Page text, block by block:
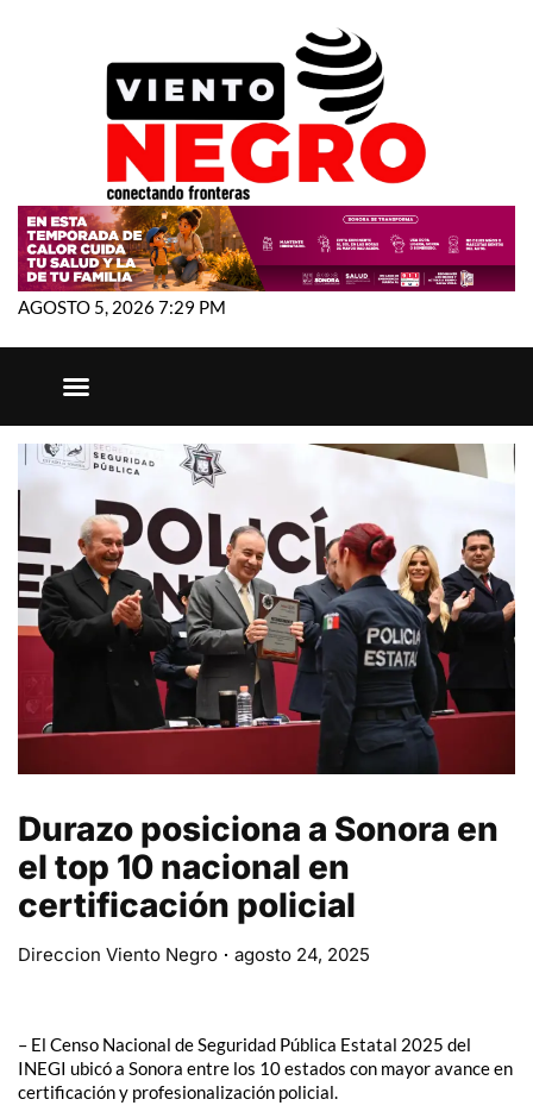
AGOSTO 5, 2026 7:29 PM
Durazo posiciona a Sonora en
el top 10 nacional en
certificación policial
Direccion Viento Negro agosto 24, 2025
– El Censo Nacional de Seguridad Pública Estatal 2025 del
INEGI ubicó a Sonora entre los 10 estados con mayor avance en
certificación y profesionalización policial.